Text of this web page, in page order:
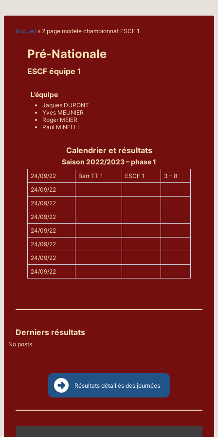
contenu
Accueil » 2 page modele championnat ESCF 1
Pré-Nationale
ESCF équipe 1
L’équipe
Jaques DUPONT
Yves MEUNIER
Roger MEIER
Paul MINELLI
Calendrier et résultats
Saison 2022/2023 – phase 1
24/09/22 Barr TT 1 ESCF 1
3 – 8
24/09/22
24/09/22
24/09/22
24/09/22
24/09/22
24/09/22
24/09/22
Derniers résultats
No posts
Résultats détaillés des journées